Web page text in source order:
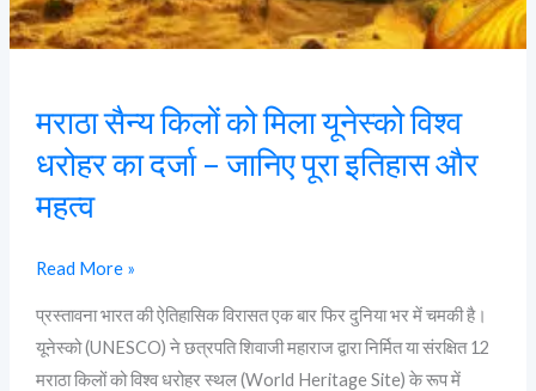
मराठा सैन्य किलों को मिला यूनेस्को विश्व
धरोहर का दर्जा – जानिए पूरा इतिहास और
महत्व
विश्व
धरोहर
दर्जा
जानिए
पूरा
और
महत्व
Read More »
प्रस्तावना भारत की ऐतिहासिक विरासत एक बार फिर दुनिया भर में चमकी है।
यूनेस्को (UNESCO) ने छत्रपति शिवाजी महाराज द्वारा निर्मित या संरक्षित 12
मराठा किलों को विश्व धरोहर स्थल (World Heritage Site) के रूप में